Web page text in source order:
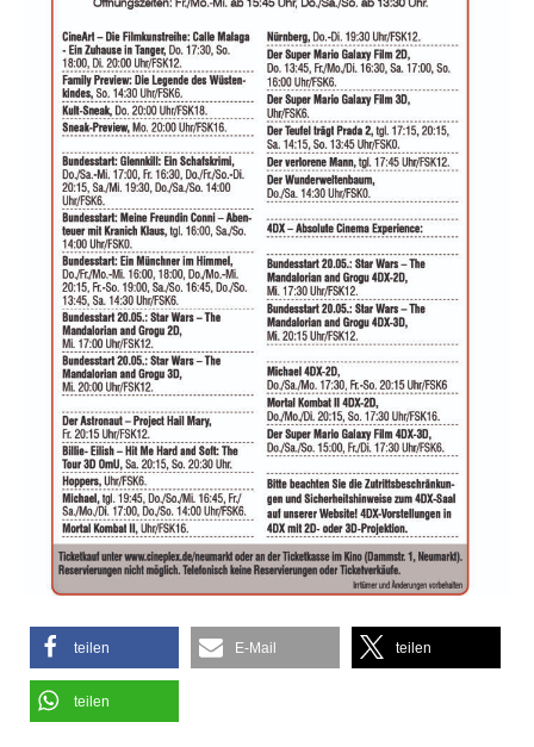
teilen E-Mail teilen
teilen